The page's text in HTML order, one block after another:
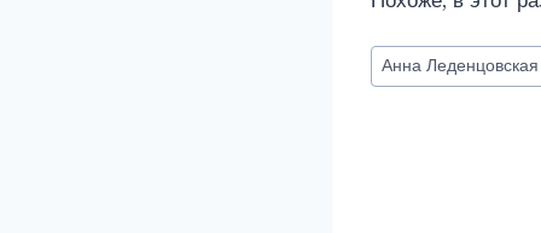
Метки
записи:
Анна Леденцовская